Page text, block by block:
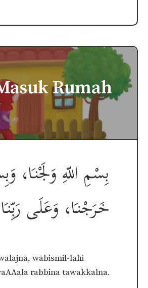
Rumah
wabismil-lahi
rabbina tawakkalna.